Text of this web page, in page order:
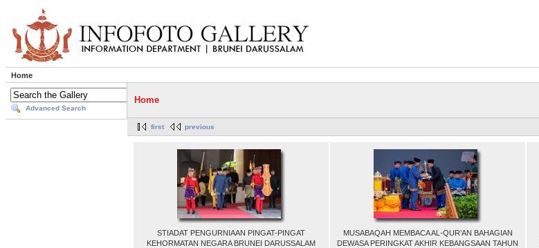
Home
Advanced Search
Home
first previous
STIADAT PENGURNIAAN PINGAT-PINGAT
KEHORMATAN NEGARA BRUNEI DARUSSALAM
MUSABAQAH MEMBACA AL-QUR’AN BAHAGIAN
DEWASA PERINGKAT AKHIR KEBANGSAAN TAHUN